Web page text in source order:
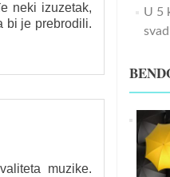
neki izuzetak,
bi je prebrodili.
muzike.
U 5